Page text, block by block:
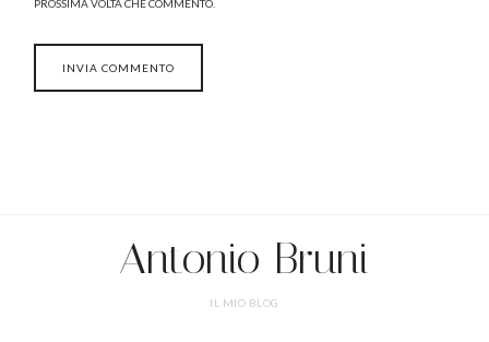
PROSSIMA VOLTA CHE COMMENTO.
Antonio Bruni
IL MIO BLOG